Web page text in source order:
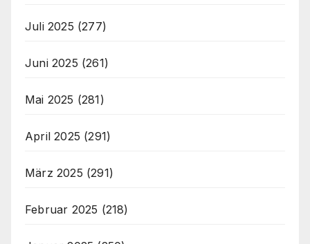
Juli 2025 (277)
Juni 2025 (261)
Mai 2025 (281)
April 2025 (291)
März 2025 (291)
Februar 2025 (218)